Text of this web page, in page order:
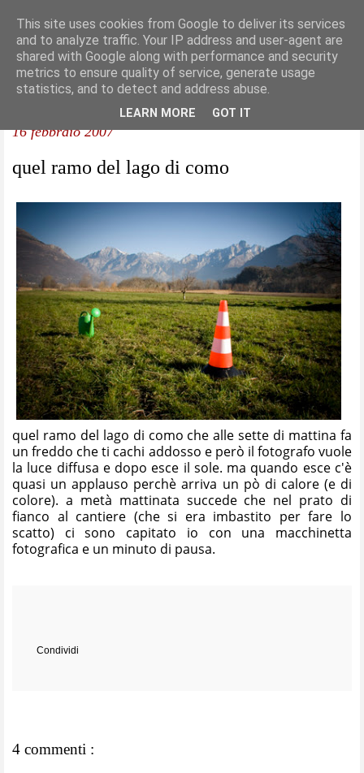
16 febbraio 2007
quel ramo del lago di como
quel ramo del lago di como che alle sette di mattina fa
un freddo che ti cachi addosso e però il fotografo vuole
la luce diffusa e dopo esce il sole. ma quando esce c'è
quasi un applauso perchè arriva un pò di calore (e di
colore). a metà mattinata succede che nel prato di
fianco al cantiere (che si era imbastito per fare lo
scatto) ci sono capitato io con una macchinetta
fotografica e un minuto di pausa.
Condividi
4 commenti :
This site uses cookies from Google to deliver its services
and to analyze traffic. Your IP address and user-agent are
shared with Google along with performance and security
metrics to ensure quality of service, generate usage
statistics, and to detect and address abuse.
LEARN MORE GOT IT